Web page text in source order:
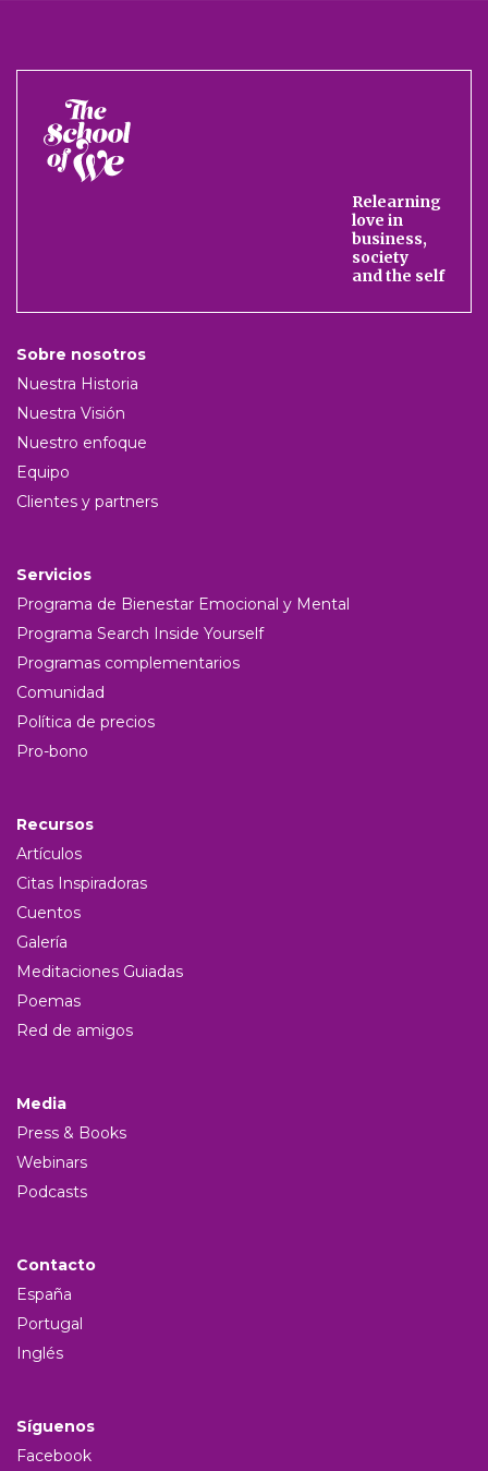
The
School
of
Relearning
love in
business,
society
and the self
Sobre nosotros
Nuestra Historia
Nuestra Visión
Nuestro enfoque
Equipo
Clientes y partners
Servicios
Programa de Bienestar Emocional y Mental
Programa Search Inside Yourself
Programas complementarios
Comunidad
Política de precios
Pro-bono
Recursos
Artículos
Citas Inspiradoras
Cuentos
Galería
Meditaciones Guiadas
Poemas
Red de amigos
Media
Press & Books
Webinars
Podcasts
Contacto
España
Portugal
Inglés
Síguenos
Facebook